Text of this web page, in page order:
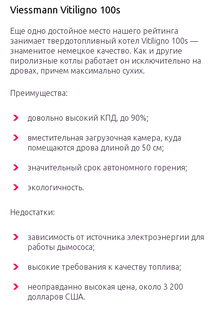
Viessmann Vitiligno 100s
Еще одно достойное место нашего рейтинга
занимает твердотопливный котел Vitiligno 100s —
знаменитое немецкое качество. Как и другие
пиролизные котлы работает он исключительно на
дровах, причем максимально сухих.
Преимущества:
довольно высокий КПД, до 90%;
вместительная загрузочная камера, куда
помещаются дрова длиной до 50 см;
значительный срок автономного горения;
экологичность.
Недостатки:
зависимость от источника электроэнергии для
работы дымососа;
высокие требования к качеству топлива;
неоправданно высокая цена, около 3 200
долларов США.